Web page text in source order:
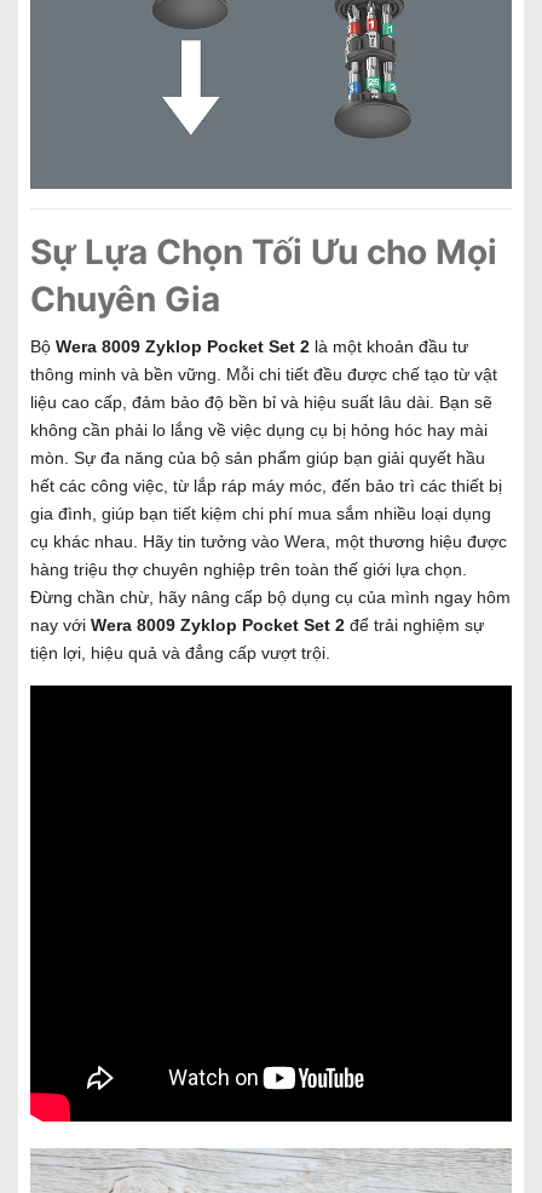
Sự Lựa Chọn Tối Ưu cho Mọi
Chuyên Gia
Bộ Wera 8009 Zyklop Pocket Set 2 là một khoản đầu tư
thông minh và bền vững. Mỗi chi tiết đều được chế tạo từ vật
liệu cao cấp, đảm bảo độ bền bỉ và hiệu suất lâu dài. Bạn sẽ
không cần phải lo lắng về việc dụng cụ bị hỏng hóc hay mài
mòn. Sự đa năng của bộ sản phẩm giúp bạn giải quyết hầu
hết các công việc, từ lắp ráp máy móc, đến bảo trì các thiết bị
gia đình, giúp bạn tiết kiệm chi phí mua sắm nhiều loại dụng
cụ khác nhau. Hãy tin tưởng vào Wera, một thương hiệu được
hàng triệu thợ chuyên nghiệp trên toàn thế giới lựa chọn.
Đừng chần chừ, hãy nâng cấp bộ dụng cụ của mình ngay hôm
nay với Wera 8009 Zyklop Pocket Set 2 để trải nghiệm sự
tiện lợi, hiệu quả và đẳng cấp vượt trội.